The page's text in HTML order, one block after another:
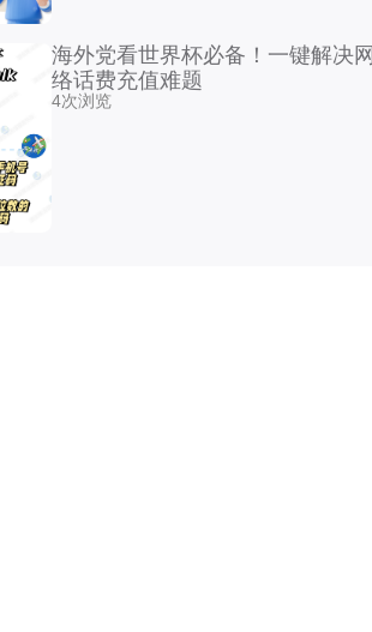
海外党看世界杯必备！一键解决网
络话费充值难题
4次浏览